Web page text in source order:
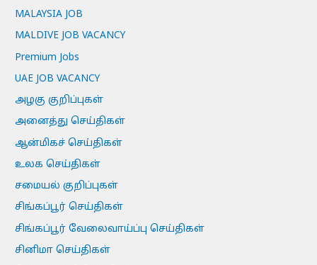
MALAYSIA JOB
MALDIVE JOB VACANCY
Premium Jobs
UAE JOB VACANCY
அழகு குறிப்புகள்
அனைத்து செய்திகள்
ஆன்மிகச் செய்திகள்
உலக செய்திகள்
சமையல் குறிப்புகள்
சிங்கப்பூர் செய்திகள்
சிங்கப்பூர் வேலைவாய்ப்பு செய்திகள்
சினிமா செய்திகள்